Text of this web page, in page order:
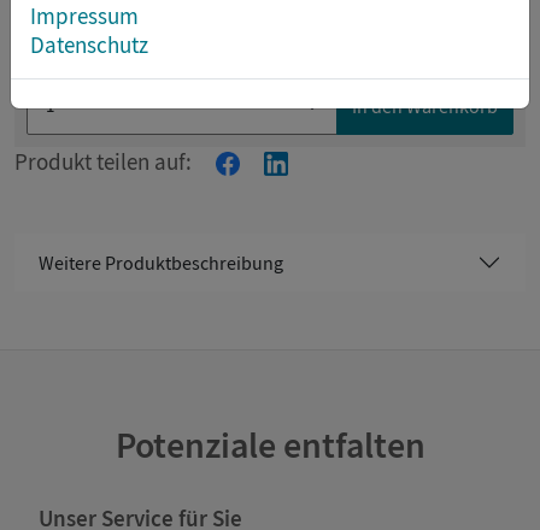
Impressum
Datenschutz
* Preis inkl. MwSt.
In den Warenkorb
Produkt teilen auf:
Weitere Produktbeschreibung
Potenziale entfalten
Unser Service für Sie